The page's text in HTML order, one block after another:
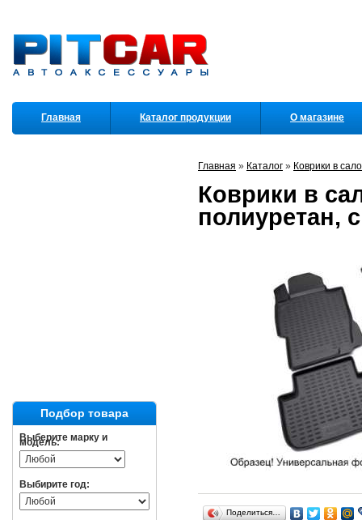
Главная » Каталог » Коврики в
Коврики в
полиуретан,
Поделиться…
Главная Каталог продукции О магазине
Подбор товара
Выберите марку и
модель:
Выбирите год: